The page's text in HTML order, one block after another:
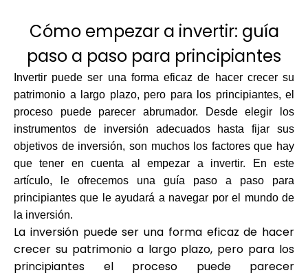
Términos de asignación de
reclamaciones
Galería de marcas
Selección de marca
Calculadoras
Cómo empezar a invertir: guía
paso a paso para principiantes
Invertir puede ser una forma eficaz de hacer crecer su
patrimonio a largo plazo, pero para los principiantes, el
proceso puede parecer abrumador. Desde elegir los
instrumentos de inversión adecuados hasta fijar sus
objetivos de inversión, son muchos los factores que hay
que tener en cuenta al empezar a invertir. En este
artículo, le ofrecemos una guía paso a paso para
principiantes que le ayudará a navegar por el mundo de
la inversión.
La inversión puede ser una forma eficaz de hacer
crecer su patrimonio a largo plazo, pero para los
principiantes el proceso puede parecer